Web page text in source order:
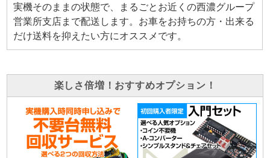
実機そのままの状態で、まるごとお近くの西濃グループ
営業所支店まで配送します。お車をお持ちの方・出来る
だけ送料を抑えたい方にオススメです。
楽しさ倍増！おすすめオプション！